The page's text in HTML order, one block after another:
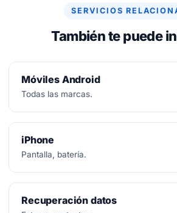
SERVICIOS
También te puede
Móviles Android
Todas las marcas.
iPhone
Pantalla, batería.
Recuperación datos